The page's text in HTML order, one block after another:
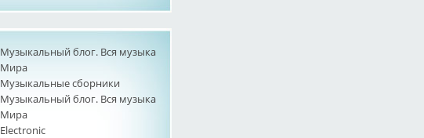
Музыкальный блог. Вся музыка
Мира
Музыкальные сборники
Музыкальный блог. Вся музыка
Мира
Electronic